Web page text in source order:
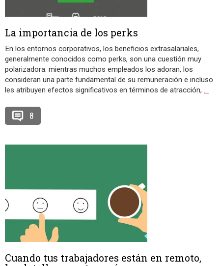
La importancia de los perks
En los entornos corporativos, los beneficios extrasalariales,
generalmente conocidos como perks, son una cuestión muy
polarizadora: mientras muchos empleados los adoran, los
consideran una parte fundamental de su remuneración e incluso
les atribuyen efectos significativos en términos de atracción, …
8
Cuando tus trabajadores están en remoto,